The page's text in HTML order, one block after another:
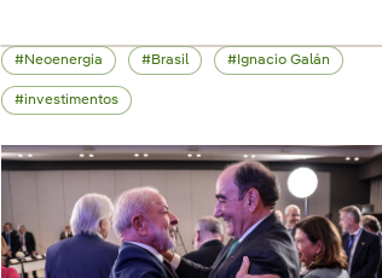
Neoenergia Brasil Ignacio Galán
investimentos